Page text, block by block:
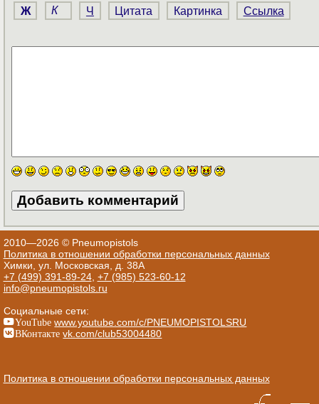
Ж К Ч Цитата Картинка Ссылка
2010—2026 © Pneumopistols
Политика в отношении обработки персональных данных
Химки, ул. Московская, д. 38А
+7 (499) 391-89-24, +7 (985) 523-60-12
info@pneumopistols.ru
Социальные сети:
YouTube www.youtube.com/c/PNEUMOPISTOLSRU
ВКонтакте vk.com/club53004480
Политика в отношении обработки персональных данных